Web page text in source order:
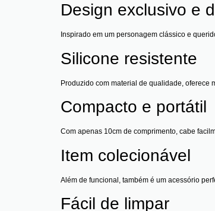
Design exclusivo e
Inspirado em um personagem clássico e
Silicone resistente
Produzido com material de qualidade, oferece
Compacto e portátil
Com apenas 10cm de comprimento, cabe
Item colecionável
Além de funcional, também é um acessório
Fácil de limpar